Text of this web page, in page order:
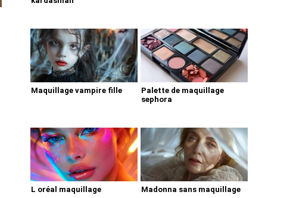
Maquillage vampire fille
Palette de maquillage
sephora
L oréal maquillage Madonna sans maquillage